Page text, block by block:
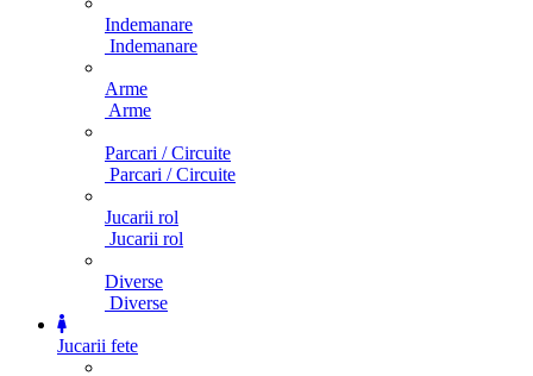
Indemanare
Indemanare
Arme
Arme
Parcari / Circuite
Parcari / Circuite
Jucarii rol
Jucarii rol
Diverse
Diverse
Jucarii fete